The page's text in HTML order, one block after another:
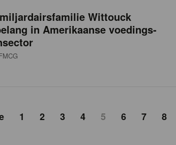
Wittouck
in Amerikaanse voedings-
1 2 3 4 5 6 7 8